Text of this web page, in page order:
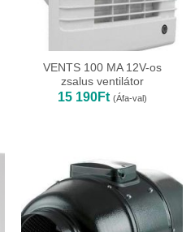
VENTS 100 MA 12V-os
zsalus ventilátor
15 190Ft (Áfa-val)